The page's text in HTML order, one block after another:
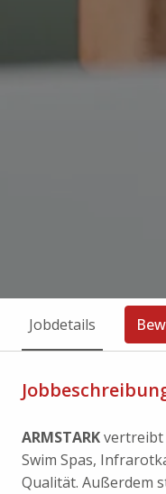
Jobdetails
ARMSTARKvertreibt
Swim Spas,
Qualität. Außerdem